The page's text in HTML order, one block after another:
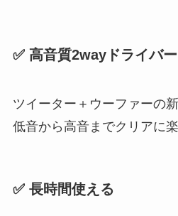
✅ 高音質2wayドライバー
ツイーター＋ウーファーの
低音から高音までクリアに楽
✅ 長時間使える